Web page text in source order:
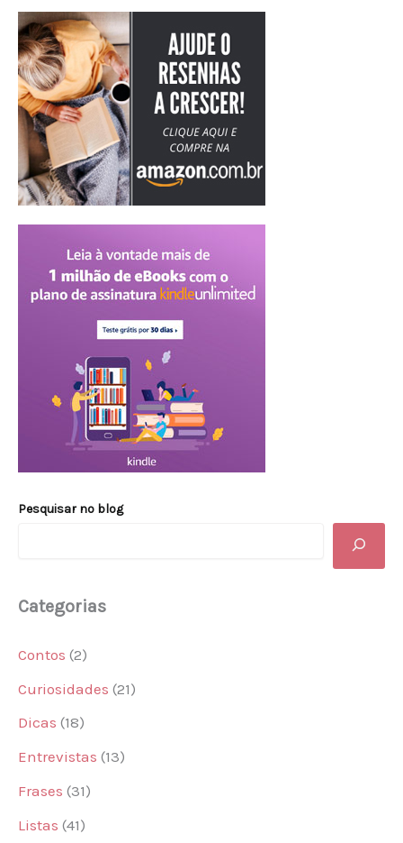
Pesquisar no blog
Categorias
Contos (2)
Curiosidades (21)
Dicas (18)
Entrevistas (13)
Frases (31)
Listas (41)